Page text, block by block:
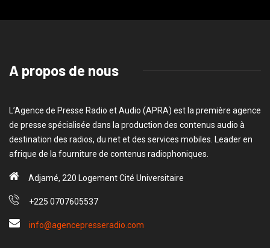
A propos de nous
L’Agence de Presse Radio et Audio (APRA) est la première agence
de presse spécialisée dans la production des contenus audio à
destination des radios, du net et des services mobiles. Leader en
afrique de la fourniture de contenus radiophoniques.
Adjamé, 220 Logement Cité Universitaire
+225 0707605537
info@agencepresseradio.com